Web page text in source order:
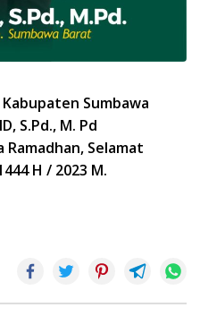
Sumbawa
S.Pd., M. Pd
Selamat
H / 2023 M.